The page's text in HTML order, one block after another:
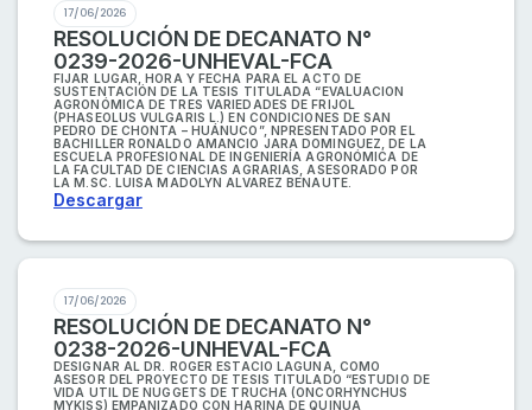
17/06/2026
RESOLUCIÓN DE DECANATO N°
0239-2026-UNHEVAL-FCA
FIJAR LUGAR, HORA Y FECHA PARA EL ACTO DE
SUSTENTACIÓN DE LA TESIS TITULADA “EVALUACION
AGRONÓMICA DE TRES VARIEDADES DE FRIJOL
(PHASEOLUS VULGARIS L.) EN CONDICIONES DE SAN
PEDRO DE CHONTA – HUÁNUCO”, NPRESENTADO POR EL
BACHILLER RONALDO AMANCIO JARA DOMINGUEZ, DE LA
ESCUELA PROFESIONAL DE INGENIERÍA AGRONÓMICA DE
LA FACULTAD DE CIENCIAS AGRARIAS, ASESORADO POR
LA M.SC. LUISA MADOLYN ALVAREZ BENAUTE.
Descargar
17/06/2026
RESOLUCIÓN DE DECANATO N°
0238-2026-UNHEVAL-FCA
DESIGNAR AL DR. ROGER ESTACIO LAGUNA, COMO
ASESOR DEL PROYECTO DE TESIS TITULADO “ESTUDIO DE
VIDA UTIL DE NUGGETS DE TRUCHA (ONCORHYNCHUS
MYKISS) EMPANIZADO CON HARINA DE QUINUA